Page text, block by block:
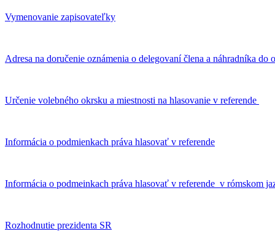
Vymenovanie zapisovateľky
Adresa na doručenie oznámenia o delegovaní člena a náhradníka
Určenie volebného okrsku a miestnosti na hlasovanie v referende
Informácia o podmienkach práva hlasovať v referende
Informácia o podmeinkach práva hlasovať v referende v rómskom
Rozhodnutie prezidenta SR